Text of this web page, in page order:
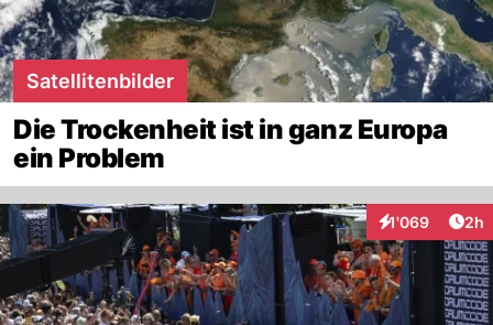
Satellitenbilder
Die Trockenheit ist in ganz Europa
ein Problem
1'069
Interaktionen2h